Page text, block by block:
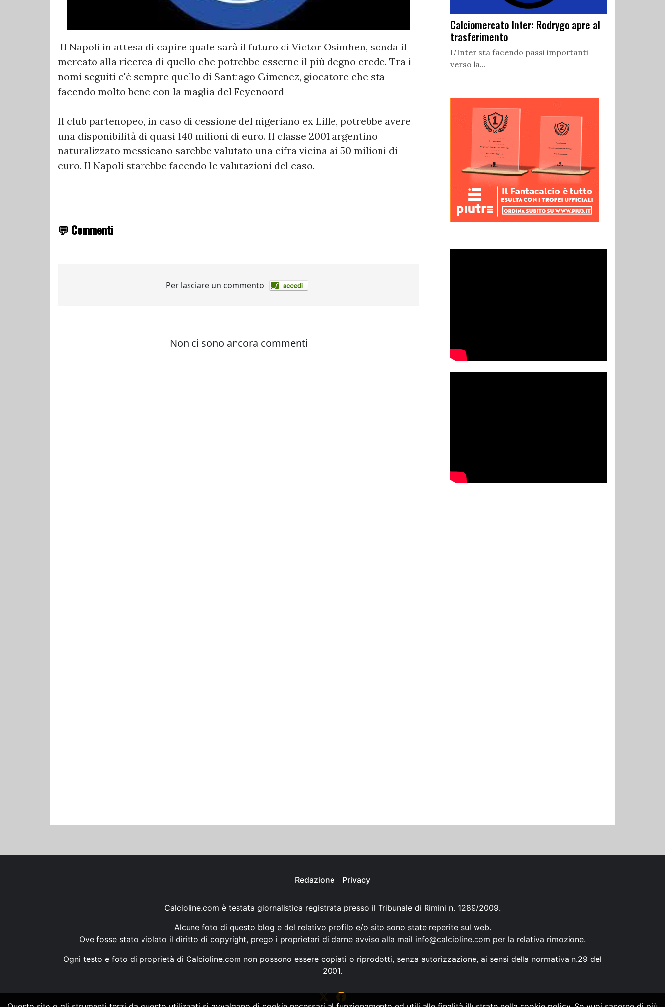
Il Napoli in attesa di capire quale sarà il futuro di Victor Osimhen, sonda il
mercato alla ricerca di quello che potrebbe esserne il più degno erede. Tra i
nomi seguiti c'è sempre quello di Santiago Gimenez, giocatore che sta
facendo molto bene con la maglia del Feyenoord.
Il club partenopeo, in caso di cessione del nigeriano ex Lille, potrebbe avere
una disponibilità di quasi 140 milioni di euro. Il classe 2001 argentino
naturalizzato messicano sarebbe valutato una cifra vicina ai 50 milioni di
euro. Il Napoli starebbe facendo le valutazioni del caso.
💬 Commenti
Calciomercato Inter: Rodrygo apre al
trasferimento
L'Inter sta facendo passi importanti
verso la...
Redazione Privacy
Calcioline.com è testata giornalistica registrata presso il Tribunale di Rimini n. 1289/2009.
Alcune foto di questo blog e del relativo profilo e/o sito sono state reperite sul web.
Ove fosse stato violato il diritto di copyright, prego i proprietari di darne avviso alla mail info@calcioline.com per la relativa rimozione.
Ogni testo e foto di proprietà di Calcioline.com non possono essere copiati o riprodotti, senza autorizzazione, ai sensi della normativa n.29 del
2001.